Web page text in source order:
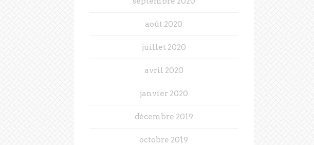
août 2020
juillet 2020
avril 2020
janvier 2020
décembre 2019
octobre 2019